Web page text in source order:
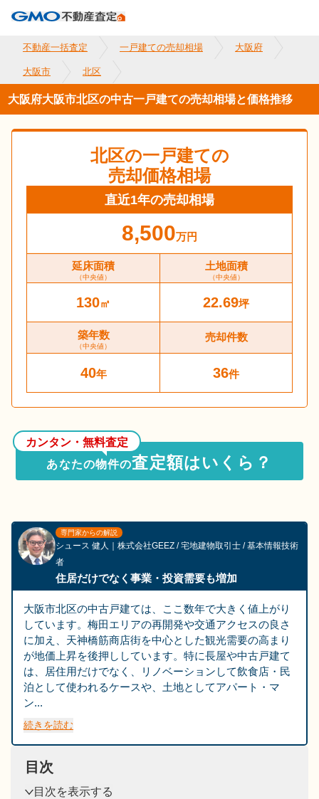
不動産一括査定 一戸建ての売却相場 大阪府
大阪市 北区
大阪府大阪市北区の中古一戸建ての売却相場と価格推移
北区の一戸建ての
売却価格相場
直近1年の売却相場
8,500万円
延床面積
（中央値）
土地面積
（中央値）
130㎡ 22.69坪
築年数
（中央値）
売却件数
40年 36件
カンタン・無料査定
あなたの物件の査定額はいくら？
専門家からの解説
シュース 健人 株式会社GEEZ / 宅地建物取引士 / 基本情報技術
者
住居だけでなく事業・投資需要も増加
大阪市北区の中古戸建ては、ここ数年で大きく値上がり
しています。梅田エリアの再開発や交通アクセスの良さ
に加え、天神橋筋商店街を中心とした観光需要の高まり
が地価上昇を後押ししています。特に長屋や中古戸建て
は、居住用だけでなく、リノベーションして飲食店・民
泊として使われるケースや、土地としてアパート・マ
ン...
続きを読む
目次
目次を表示する